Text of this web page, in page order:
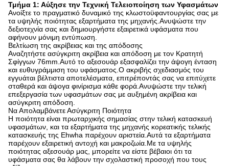
Τμήμα 1: Αύξησε την Τεχνική Τελειοποίηση των Υφασμάτων
Ανοίξτε το πραγματικό δυναμικό της κλωστοϋφαντουργίας σας με
τα υψηλής ποιότητας εξαρτήματα της μηχανής.Ανυψώστε την
δεξιοτεχνία σας και δημιουργήστε εξαιρετικά υφάσματα που
αφήνουν μόνιμη εντύπωση.
Βελτίωση της ακρίβειας και της απόδοσης
Αναζητήστε ασύγκριτη ακρίβεια και απόδοση με τον Κρατητή
Σφίγγων 76mm.Αυτό το αξεσουάρ εξασφαλίζει την άψογη ένταση
και ευθυγράμμιση του υφάσματος.Ο ακριβής σχεδιασμός του
εγγυάται βέλτιστα αποτελέσματα, επιτρέποντάς σας να επιτύχετε
σταθερά και άψογα φινίρισμα κάθε φορά.Ανυψώστε την τελική
επεξεργασία των υφασμάτων σας με αυξημένη ακρίβεια και
ασύγκριτη απόδοση.
Να Απολαμβάνετε Ασύγκριτη Ποιότητα
Η ποιότητα είναι πρωταρχικής σημασίας στην τελική κατασκευή
υφασμάτων, και τα εξαρτήματα της μηχανής κορεατικής τελικής
κατασκευής της Ehwha παρέχουν αριστεία.Αυτά τα εξαρτήματα
παρέχουν εξαιρετική αντοχή και μακροζωία.Με τα υψηλής
ποιότητας αξεσουάρ μας, μπορείτε να είστε βέβαιοι ότι τα
υφάσματα σας θα λάβουν την σχολαστική προσοχή που τους